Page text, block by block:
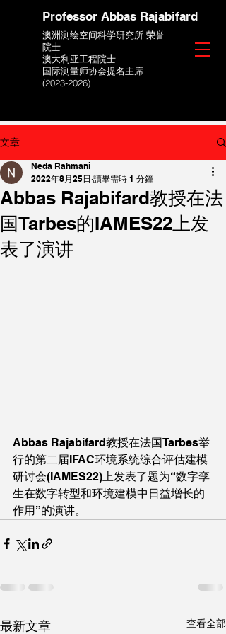
Professor Abbas Rajabifard
澳洲测绘空间科学研究所 荣誉
院士
澳大利亚工程院士
国际测量师协会提名主席
(2023-2026)
文章
Abbas Rajabifard教授在法
国Tarbes的IAMES22上发
表了演讲
Neda Rahmani
2022年8月25日 讀畢需時 1 分鐘
Abbas Rajabifard教授在法国Tarbes举
行的第二届IFAC环境系统综合评估建模
研讨会(IAMES22)上发表了题为“数字孪
生在数字转型和环境建模中日益增长的
作用”的演讲。
最新文章 查看全部